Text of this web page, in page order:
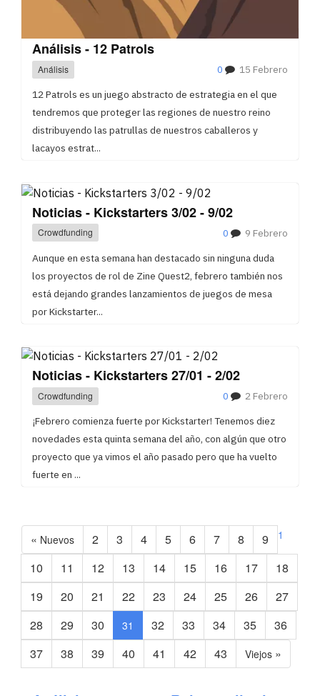
Análisis - 12 Patrols
Análisis 15 Febrero
0
12 Patrols es un juego abstracto de estrategia en el que
tendremos que proteger las regiones de nuestro reino
distribuyendo las patrullas de nuestros caballeros y
lacayos estrat...
Noticias - Kickstarters 3/02 - 9/02
Crowdfunding 9 Febrero
0
Aunque en esta semana han destacado sin ninguna duda
los proyectos de rol de Zine Quest2, febrero también nos
está dejando grandes lanzamientos de juegos de mesa
por Kickstarter...
Noticias - Kickstarters 27/01 - 2/02
Crowdfunding 2 Febrero
0
¡Febrero comienza fuerte por Kickstarter! Tenemos diez
novedades esta quinta semana del año, con algún que otro
proyecto que ya vimos el año pasado pero que ha vuelto
fuerte en ...
« Nuevos 1
2 3 4 5 6 7 8
9
10
11 12 13 14 15 16 17
18
19
20 21 22 23 24 25 26
27
28
29 30 31 (current)
32 33 34 35
36
37
38 39 40 41 42 43 Viejos »